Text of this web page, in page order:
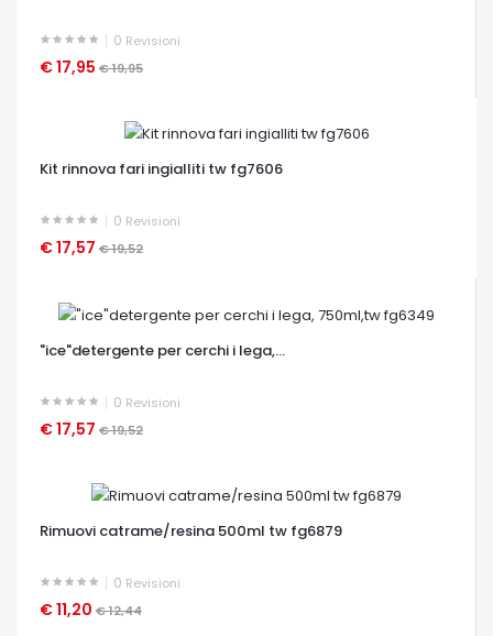
0 Revisioni
€ 17,95 € 19,95
OCCHIATA VELOCE
Kit rinnova fari ingialliti tw fg7606
0 Revisioni
€ 17,57 € 19,52
OCCHIATA VELOCE
"ice"detergente per cerchi i lega,...
0 Revisioni
€ 17,57 € 19,52
OCCHIATA VELOCE
Rimuovi catrame/resina 500ml tw fg6879
0 Revisioni
€ 11,20 € 12,44